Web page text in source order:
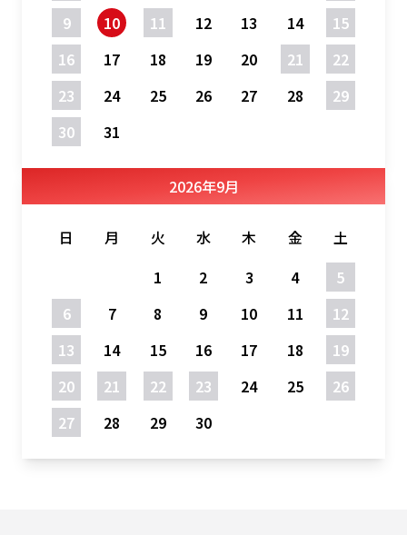
9
10 11 12 13 14
15
16
17 18 19 20 21
22
23
24 25 26 27 28
29
30
31
2026年9月
日 月 火 水 木 金
土
1
2 3 4
5
6
7 8 9 10 11
12
13
14 15 16 17 18
19
20
21 22 23 24 25
26
27
28 29 30